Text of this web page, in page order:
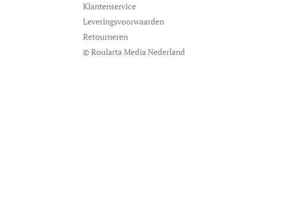
Klantenservice
Leveringsvoorwaarden
Retourneren
© Roularta Media Nederland